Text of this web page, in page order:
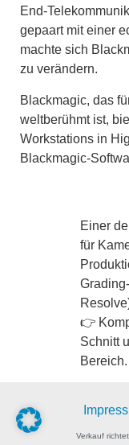
End-
gepaart mit einer
machte sich
zu verändern.
Blackmagic, das
weltberühmt ist,
Workstations in
Blackmagic-
Einer
für
👉
Schnitt
Bereich.
Verkauf